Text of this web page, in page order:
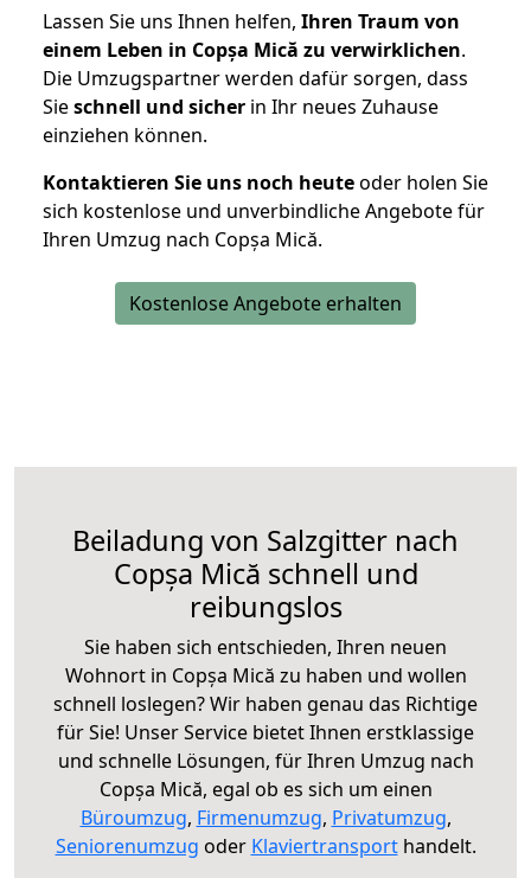
Lassen Sie uns Ihnen helfen, Ihren Traum von
einem Leben in Copșa Mică zu verwirklichen.
Die Umzugspartner werden dafür sorgen, dass
Sieschnell und sicher in Ihr neues Zuhause
einziehen können.
Kontaktieren Sie uns noch heuteoder holen Sie
sich kostenlose und unverbindliche Angebote für
Ihren Umzug nach Copșa Mică.
Kostenlose Angebote erhalten
Beiladung von Salzgitter nach
Copșa Mică schnell und
reibungslos
Sie haben sich entschieden, Ihren neuen
Wohnort in Copșa Mică zu haben und wollen
schnell loslegen? Wir haben genau das Richtige
für Sie! Unser Service bietet Ihnen erstklassige
und schnelle Lösungen, für Ihren Umzug nach
Copșa Mică, egal ob es sich um einen
Büroumzug, Firmenumzug, Privatumzug,
Seniorenumzug oder Klaviertransporthandelt.